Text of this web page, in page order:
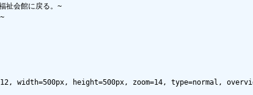
祉会館に戻る。~
width=500px, height=500px, zoom=14, type=normal,